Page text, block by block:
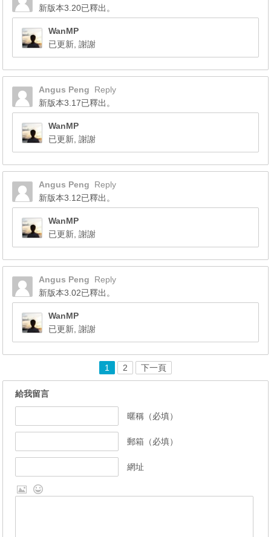
新版本3.20已釋出。
WanMP
已更新, 謝謝
Angus Peng
Reply
新版本3.17已釋出。
WanMP
已更新, 謝謝
Angus Peng
Reply
新版本3.12已釋出。
WanMP
已更新, 謝謝
Angus Peng
Reply
新版本3.02已釋出。
WanMP
已更新, 謝謝
1 2 下一頁
給我留言
暱稱（必填）
郵箱（必填）
網址